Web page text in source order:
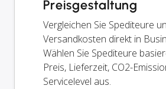
Preisgestaltung
Vergleichen Sie Spediteure
Versandkosten direkt in
Wählen Sie Spediteure
Preis, Lieferzeit, CO2-
Servicelevel aus.